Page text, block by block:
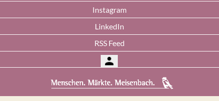
Instagram
LinkedIn
RSS Feed